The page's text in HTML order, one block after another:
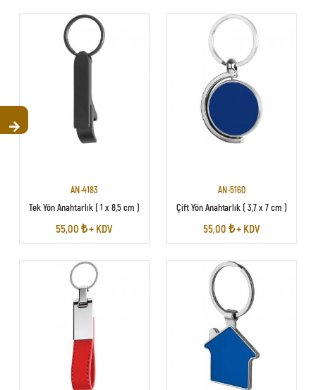
AN-4183
Tek Yön Anahtarlık ( 1 x 8,5 cm )
55,00 ₺ + KDV
AN-5160
Çift Yön Anahtarlık ( 3,7 x 7 cm )
55,00 ₺ + KDV